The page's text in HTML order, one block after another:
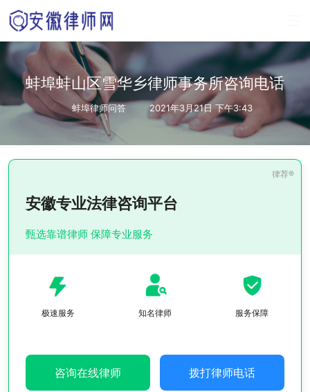
蚌埠蚌山区雪华乡律师事务所咨询电话
蚌埠律师问答 2021年3月21日 下午3:43
安徽专业法律咨询平台
甄选靠谱律师 保障专业服务
极速服务 知名律师 服务保障
咨询在线律师 拨打律师电话